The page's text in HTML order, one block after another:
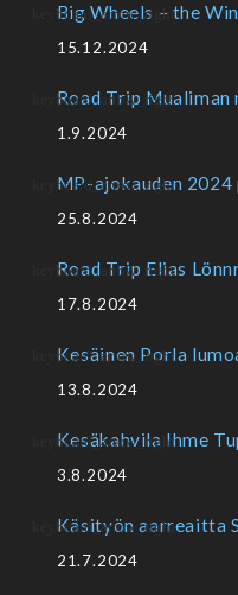
Big Wheels – the
15.12.2024
Road Trip Mualiman
1.9.2024
MP-ajokauden
25.8.2024
Road Trip Elias
17.8.2024
Kesäinen Porla
13.8.2024
Kesäkahvila Ihme
3.8.2024
Käsityön aarreaitta
21.7.2024